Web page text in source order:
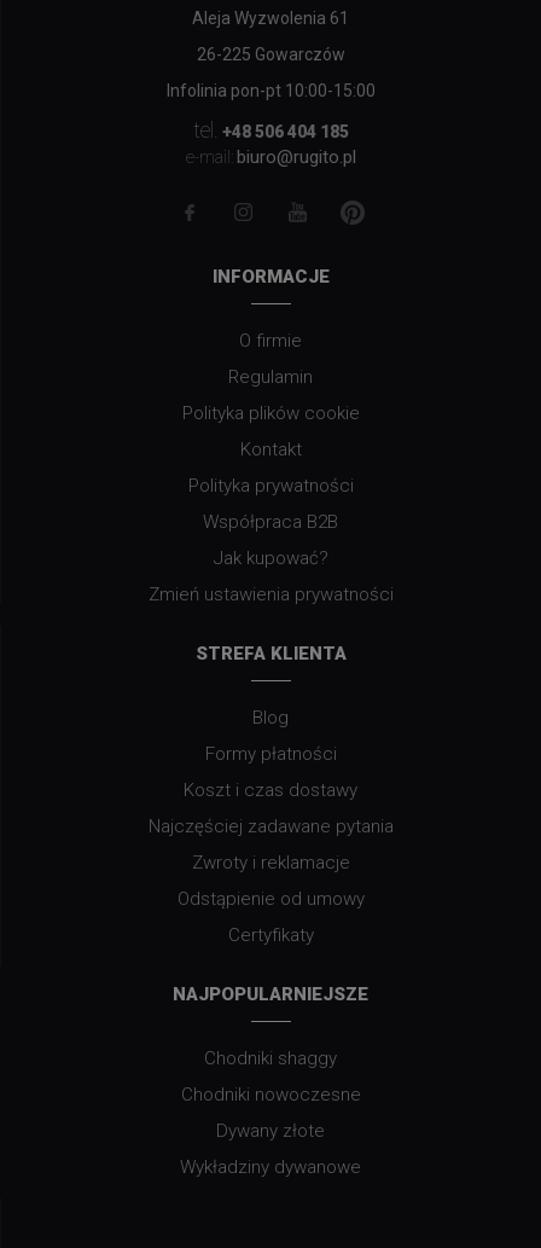
Aleja Wyzwolenia 61
26-225 Gowarczów
Infolinia pon-pt 10:00-15:00
tel. +48 506 404 185
e-mail: biuro@rugito.pl
INFORMACJE
O firmie
Regulamin
Polityka plików cookie
Kontakt
Polityka prywatności
Współpraca B2B
Jak kupować?
Zmień ustawienia prywatności
STREFA KLIENTA
Blog
Formy płatności
Koszt i czas dostawy
Najczęściej zadawane pytania
Zwroty i reklamacje
Odstąpienie od umowy
Certyfikaty
NAJPOPULARNIEJSZE
Chodniki shaggy
Chodniki nowoczesne
Dywany złote
Wykładziny dywanowe